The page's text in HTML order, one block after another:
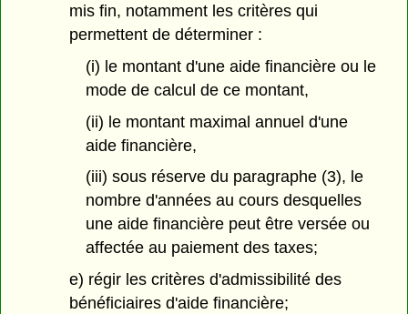
mis fin, notamment les critères qui
permettent de déterminer :
(i) le montant d'une aide financière ou le
mode de calcul de ce montant,
(ii) le montant maximal annuel d'une
aide financière,
(iii) sous réserve du paragraphe (3), le
nombre d'années au cours desquelles
une aide financière peut être versée ou
affectée au paiement des taxes;
e) régir les critères d'admissibilité des
bénéficiaires d'aide financière;